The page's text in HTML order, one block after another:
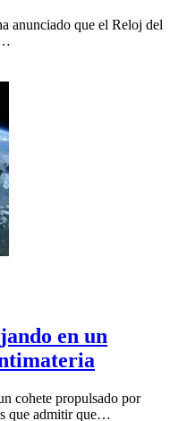
anunciado que el Reloj del
en un
cohete propulsado por
que admitir que…